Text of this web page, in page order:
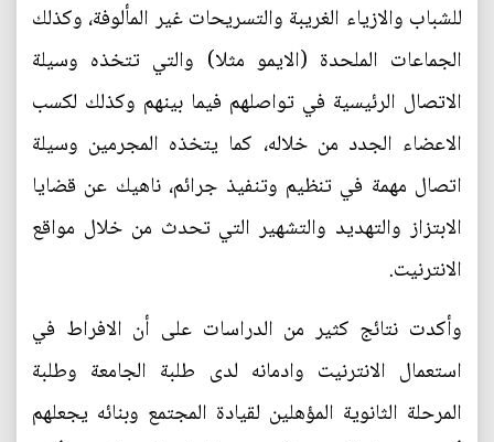
للشباب والازياء الغريبة والتسريحات غير المألوفة، وكذلك
الجماعات الملحدة (الايمو مثلا) والتي تتخذه وسيلة
الاتصال الرئيسية في تواصلهم فيما بينهم وكذلك لكسب
الاعضاء الجدد من خلاله، كما يتخذه المجرمين وسيلة
اتصال مهمة في تنظيم وتنفيذ جرائم، ناهيك عن قضايا
الابتزاز والتهديد والتشهير التي تحدث من خلال مواقع
الانترنيت.
وأكدت نتائج كثير من الدراسات على أن الافراط في
استعمال الانترنيت وادمانه لدى طلبة الجامعة وطلبة
المرحلة الثانوية المؤهلين لقيادة المجتمع وبنائه يجعلهم